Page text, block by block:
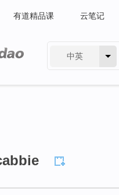
有道精品课 云笔记
中英